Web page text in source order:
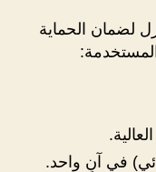
لضمان الحماية
في آنٍ واحد.